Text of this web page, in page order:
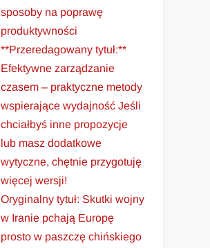
sposoby na poprawę
produktywności
**Przeredagowany tytuł:**
Efektywne zarządzanie
czasem – praktyczne metody
wspierające wydajność Jeśli
chciałbyś inne propozycje
lub masz dodatkowe
wytyczne, chętnie przygotuję
więcej wersji!
Oryginalny tytuł: Skutki wojny
w Iranie pchają Europę
prosto w paszczę chińskiego